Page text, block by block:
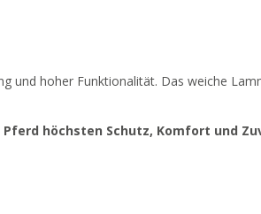
hoher Funktionalität. Das weiche
höchsten Schutz, Komfort und